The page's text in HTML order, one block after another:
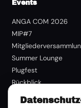
Events
ANGA COM 2026
MIP#7
Summer Lounge
Plugfest
Rückblick
Mitgliedschaft